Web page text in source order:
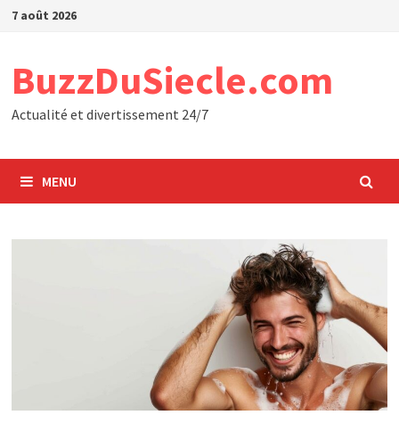
Passer
7 août 2026
BuzzDuSiecle.com
Actualité et divertissement 24/7
MENU